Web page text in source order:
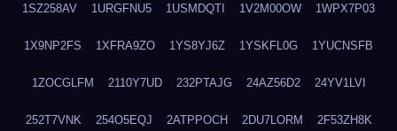
1SZ258AV 1URGFNU5 1USMDQTI 1V2M00OW 1WPX7P03
1X9NP2FS 1XFRA9ZO 1YS8YJ6Z 1YSKFL0G 1YUCNSFB
1ZOCGLFM 2110Y7UD 232PTAJG 24AZ56D2 24YV1LVI
252T7VNK 254O5EQJ 2ATPPOCH 2DU7LORM 2F53ZH8K